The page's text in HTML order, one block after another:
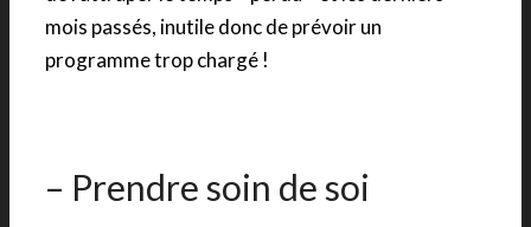
mois passés, inutile donc de prévoir un
programme trop chargé !
– Prendre soin de soi